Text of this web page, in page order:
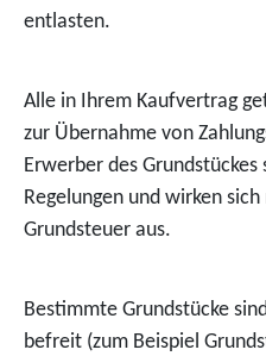
entlasten.
Alle in Ihrem Kaufvertrag
zur Übernahme von
Erwerber des
Regelungen und wirken
Grundsteuer aus.
Bestimmte Grundstücke
befreit (zum Beispiel